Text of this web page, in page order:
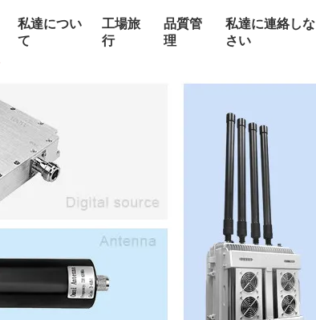
私達につい
て
工場旅
行
品質管
理
私達に連絡しな
さい